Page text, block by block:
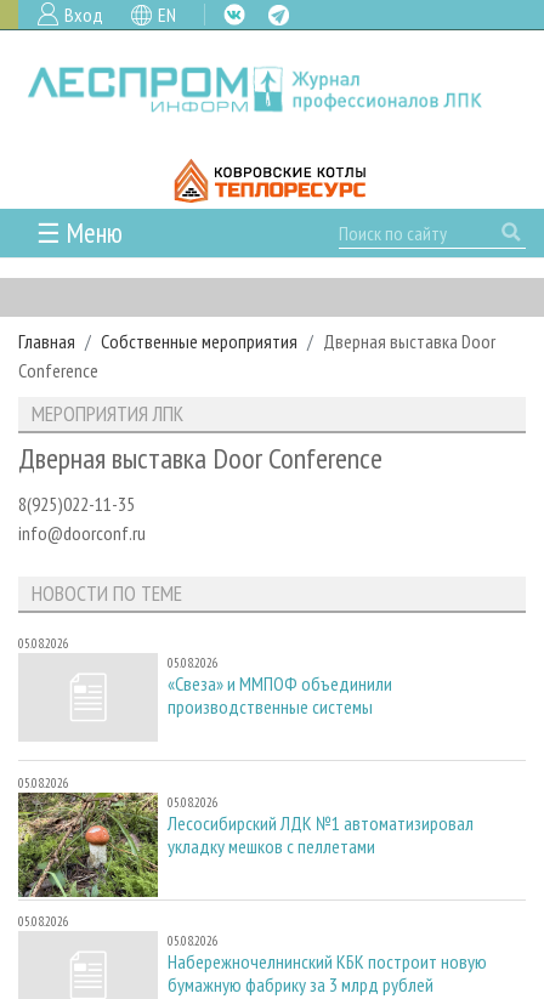
Вход EN
☰ Меню
ГЛАВНАЯ
РУБРИКИ И ТЕМЫ
РУБРИКИ ЖУРНАЛА
ЛЕСОЗАГОТОВКА
ЛЕСОПИЛЕНИЕ
ДЕРЕВООБРАБОТКА
ПРОИЗВОДСТВО ДРЕВЕСНЫХ ПЛИТ
ДЕРЕВЯННОЕ ДОМОСТРОЕНИЕ
ПРОИЗВОДСТВО МЕБЕЛИ
БИОЭНЕРГЕТИКА
ЦБП
ИНСТРУМЕНТ И МАТЕРИАЛЫ
НОВОСТИ
НОВОСТИ ЛПК
НОВОСТИ ЖУРНАЛА
НОВОСТИ КОМПАНИЙ
ПРОЕКТЫ ЛПИ
АНАЛИТИКА
ПРЕДПРИЯТИЯ ЛПК
ЛЕСНЫЕ РЕГИОНЫ РОССИИ
МОБИЛЬНЫЕ ВЫСТАВКИ
ОФИЦИАЛЬНЫЕ ДЕЛЕГАЦИИ
ПРИОРИТЕТНЫЕ ИНВЕСТПРОЕКТЫ
RUSSIAN FORESTRY REVIEW
ГАЗЕТА ЛЕСПРОМФОРУМ
БИБЛИОТЕКА СПЕЦИАЛИСТА
АРХИВ ЖУРНАЛОВ
СТАТЬИ
ПОДПИСКА
РЕКЛАМОДАТЕЛЯМ
РЕКЛАМА НА САЙТЕ
Главная Собственные мероприятия
Дверная выставка Door
Conference
МЕРОПРИЯТИЯ ЛПК
Дверная выставка Door Conference
8(925)022-11-35
info@doorconf.ru
НОВОСТИ ПО ТЕМЕ
05.08.2026
05.08.2026
«Свеза» и ММПОФ объединили
производственные системы
05.08.2026
05.08.2026
Лесосибирский ЛДК №1 автоматизировал
укладку мешков с пеллетами
05.08.2026
05.08.2026
Набережночелнинский КБК построит новую
бумажную фабрику за 3 млрд рублей